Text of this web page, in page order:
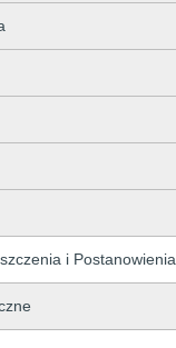
i Postanowienia